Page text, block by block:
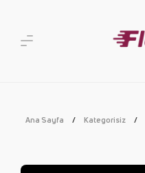
Ana Sayfa Kategorisiz